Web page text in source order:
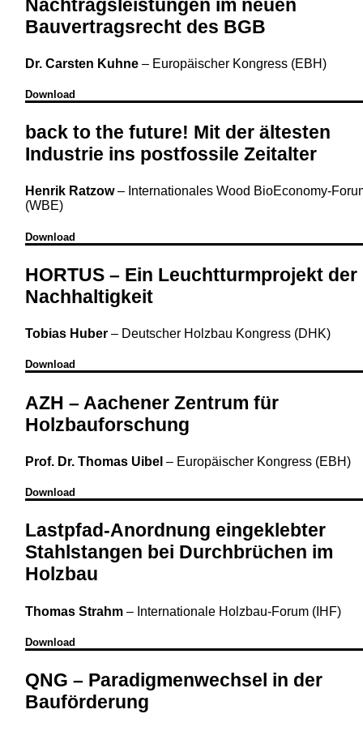
Nachtragsleistungen im neuen
Bauvertragsrecht des BGB
Dr. Carsten Kuhne – Europäischer Kongress (EBH)
Download
back to the future! Mit der ältesten
Industrie ins postfossile Zeitalter
Henrik Ratzow– Internationales Wood BioEconomy-
(WBE)
Download
HORTUS – Ein Leuchtturmprojekt der
Nachhaltigkeit
Tobias Huber – Deutscher Holzbau Kongress (DHK)
Download
AZH – Aachener Zentrum für
Holzbauforschung
Prof. Dr. Thomas Uibel – Europäischer Kongress (EBH)
Download
Lastpfad-Anordnung eingeklebter
Stahlstangen bei Durchbrüchen im
Holzbau
Thomas Strahm – Internationale Holzbau-Forum (IHF)
Download
QNG – Paradigmenwechsel in der
Bauförderung